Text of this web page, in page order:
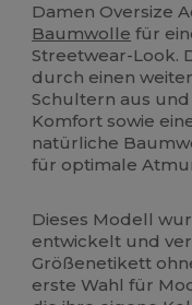
Damen Oversize
Baumwolle für
Streetwear-Look.
durch einen
Schultern aus
Komfort sowie
natürliche
für optimale
Dieses Modell
entwickelt und
Größenetikett
erste Wahl für